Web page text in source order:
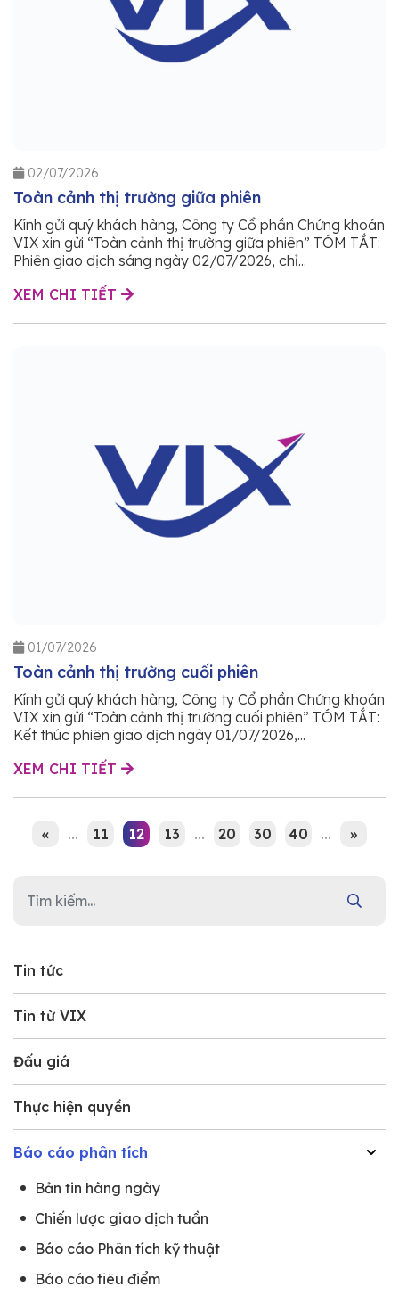
Tin tức
Tin từ VIX
Đấu giá
Thực hiện quyền
Báo cáo phân tích
Bản tin hàng ngày
Chiến lược giao dịch tuần
Báo cáo Phân tích kỹ thuật
Báo cáo tiêu điểm
02/07/2026
Toàn cảnh thị trường giữa phiên
Kính gửi quý khách hàng, Công ty Cổ phần Chứng khoán
VIX xin gửi “Toàn cảnh thị trường giữa phiên” TÓM TẮT:
Phiên giao dịch sáng ngày 02/07/2026, chỉ...
XEM CHI TIẾT
01/07/2026
Toàn cảnh thị trường cuối phiên
Kính gửi quý khách hàng, Công ty Cổ phần Chứng khoán
VIX xin gửi “Toàn cảnh thị trường cuối phiên” TÓM TẮT:
Kết thúc phiên giao dịch ngày 01/07/2026,...
XEM CHI TIẾT
« ... 11 12 13 ... 20 30 40 ... »